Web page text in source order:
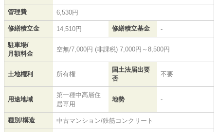
管理費 6,530円
修繕積立金 14,510円 修繕積立基金 -
駐車場/
月額料金
空無/7,000円 (非課税) 7,000円～8,500円
土地権利 所有権
国土法届出要
否
不要
用途地域
第一種中高層住
居専用
地勢 -
種別/構造 中古マンション/鉄筋コンクリート